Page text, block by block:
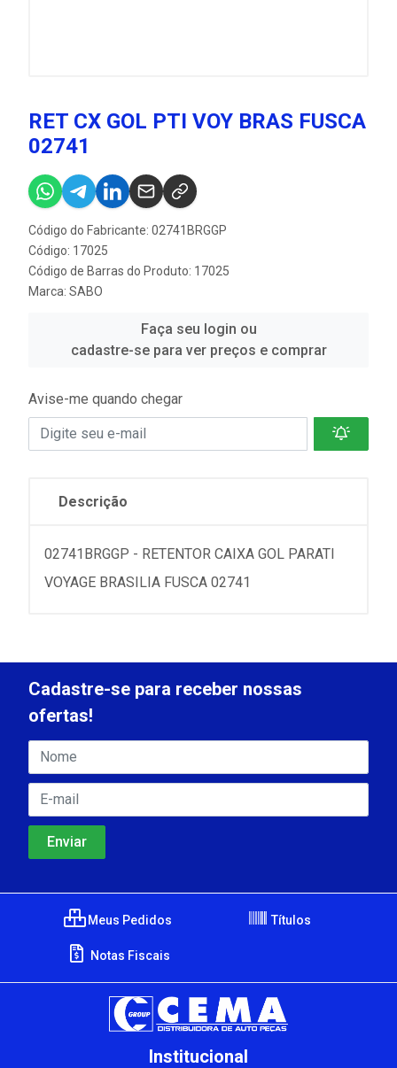
RET CX GOL PTI VOY BRAS FUSCA
02741
Código do Fabricante: 02741BRGGP
Código: 17025
Código de Barras do Produto: 17025
Marca: SABO
Faça seu login ou
cadastre-se para ver preços e comprar
Avise-me quando chegar
Descrição
02741BRGGP - RETENTOR CAIXA GOL PARATI
VOYAGE BRASILIA FUSCA 02741
Cadastre-se para receber nossas
ofertas!
Meus Pedidos Títulos
Notas Fiscais
Institucional